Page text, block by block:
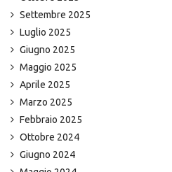
Settembre 2025
Luglio 2025
Giugno 2025
Maggio 2025
Aprile 2025
Marzo 2025
Febbraio 2025
Ottobre 2024
Giugno 2024